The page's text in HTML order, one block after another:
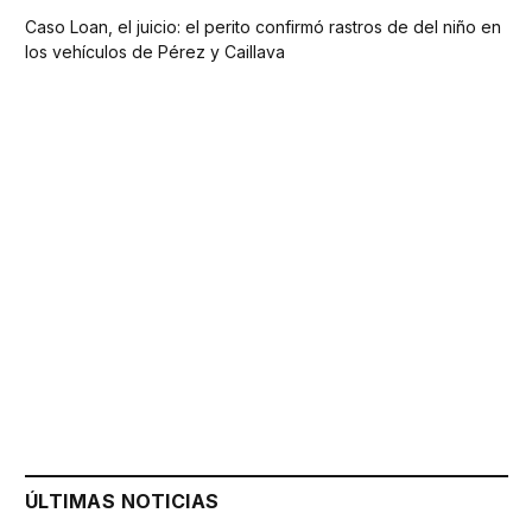
Caso Loan, el juicio: el perito confirmó rastros de del niño en
los vehículos de Pérez y Caillava
ÚLTIMAS NOTICIAS